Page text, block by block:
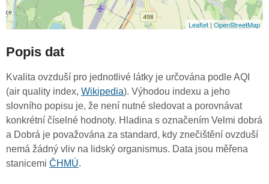
Leaflet | OpenStreetMap
Popis dat
Kvalita ovzduší pro jednotlivé látky je určována podle AQI
(air quality index, Wikipedia). Výhodou indexu a jeho
slovního popisu je, že není nutné sledovat a porovnávat
konkrétní číselné hodnoty. Hladina s označením Velmi dobrá
a Dobrá je považována za standard, kdy znečištění ovzduší
nemá žádný vliv na lidský organismus. Data jsou měřena
stanicemi ČHMÚ.